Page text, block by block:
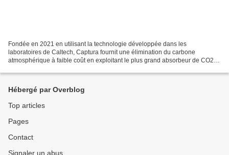
Fondée en 2021 en utilisant la technologie développée dans les
laboratoires de Caltech, Captura fournit une élimination du carbone
atmosphérique à faible coût en exploitant le plus grand absorbeur de CO2
Hébergé par Overblog
Top articles
Pages
Contact
Signaler un abus